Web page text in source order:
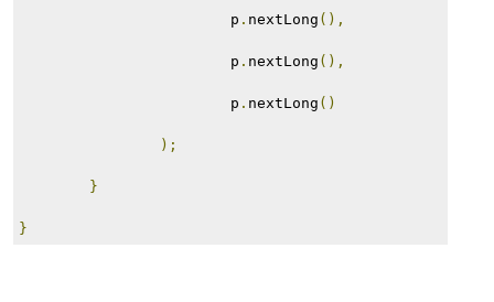
p . nextLong (),
p . nextLong (),
p . nextLong ()
);
}
}